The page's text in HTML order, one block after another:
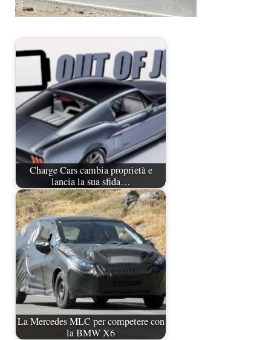
Charge Cars cambia proprietà e
lancia la sua sfida…
La Mercedes MLC per competere con
la BMW X6